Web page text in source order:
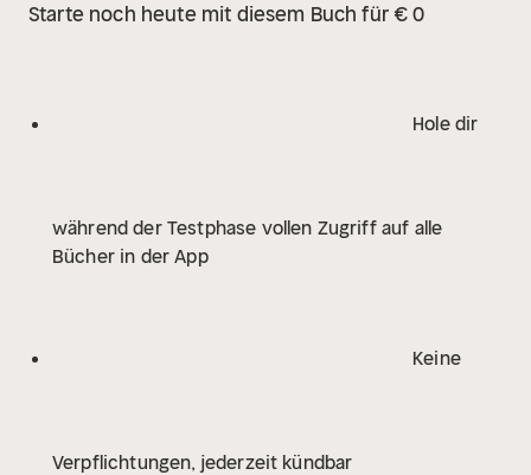
Starte noch heute mit diesem Buch für € 0
Hole dir
während der Testphase vollen Zugriff auf alle
Bücher in der App
Keine
Verpflichtungen, jederzeit kündbar